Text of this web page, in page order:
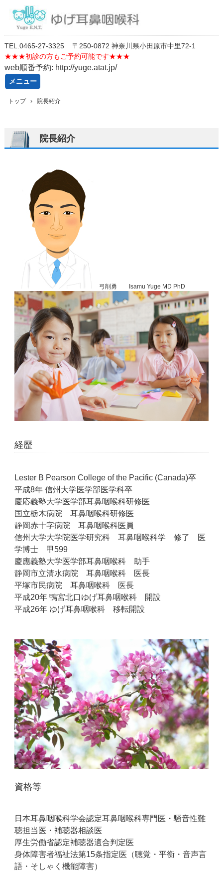
TEL. 0465-27-3325
〒250-0872 神奈川県小田原市中里72-1
★★★初診の方もご予約可能です★★★
web順番予約: http://yuge.atat.jp/
メニュー
トップ › 院長紹介
院長紹介
弓削勇 Isamu Yuge MD PhD
経歴
Lester B Pearson College of the Pacific (Canada)卒
平成8年 信州大学医学部医学科卒
慶応義塾大学医学部耳鼻咽喉科研修医
国立栃木病院 耳鼻咽喉科研修医
静岡赤十字病院 耳鼻咽喉科医員
信州大学大学院医学研究科 耳鼻咽喉科学 修了 医
学博士 甲599
慶應義塾大学医学部耳鼻咽喉科 助手
静岡市立清水病院 耳鼻咽喉科 医長
平塚市民病院 耳鼻咽喉科 医長
平成20年 鴨宮北口ゆげ耳鼻咽喉科 開設
平成26年 ゆげ耳鼻咽喉科 移転開設
資格等
日本耳鼻咽喉科学会認定耳鼻咽喉科専門医・騒音性難
聴担当医・補聴器相談医
厚生労働省認定補聴器適合判定医
身体障害者福祉法第15条指定医（聴覚・平衡・音声言
語・そしゃく機能障害）